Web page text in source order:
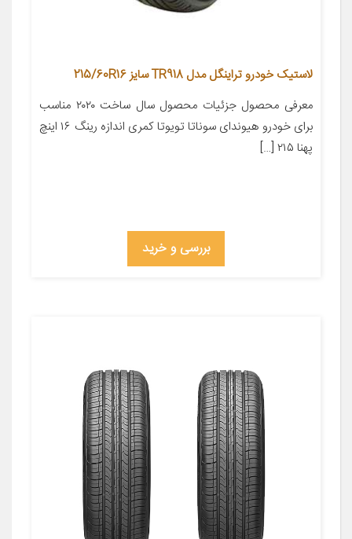
لاستیک خودرو تراینگل مدل TR918 سایز 215/60R16
معرفی محصول جزئیات محصول سال ساخت ۲۰۲۰ مناسب
برای خودرو هیوندای سوناتا تویوتا کمری اندازه رینگ ۱۶ اینچ
پهنا ۲۱۵ […]
بررسی و خرید